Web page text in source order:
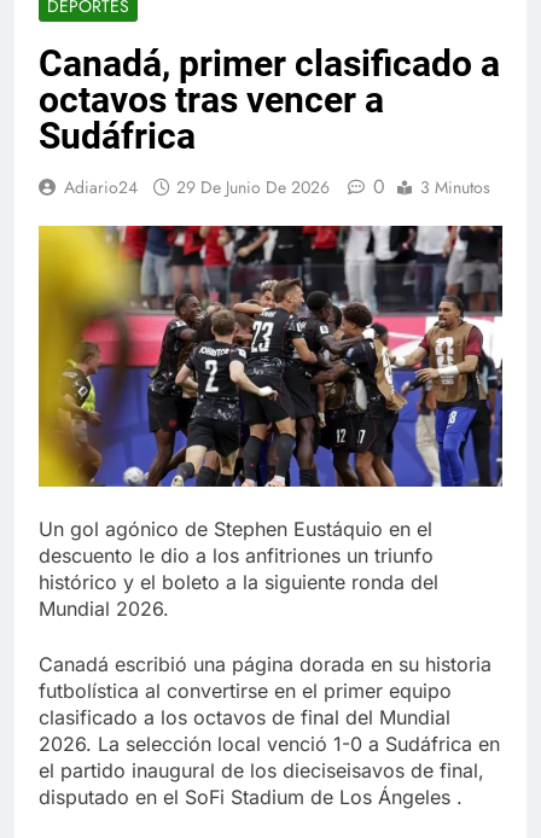
DEPORTES
Canadá, primer clasificado a
octavos tras vencer a
Sudáfrica
Adiario24 29 De Junio De 2026 0 3 Minutos
Un gol agónico de Stephen Eustáquio en el
descuento le dio a los anfitriones un triunfo
histórico y el boleto a la siguiente ronda del
Mundial 2026.
Canadá escribió una página dorada en su historia
futbolística al convertirse en el primer equipo
clasificado a los octavos de final del Mundial
2026. La selección local venció 1-0 a Sudáfrica en
el partido inaugural de los dieciseisavos de final,
disputado en el SoFi Stadium de Los Ángeles .